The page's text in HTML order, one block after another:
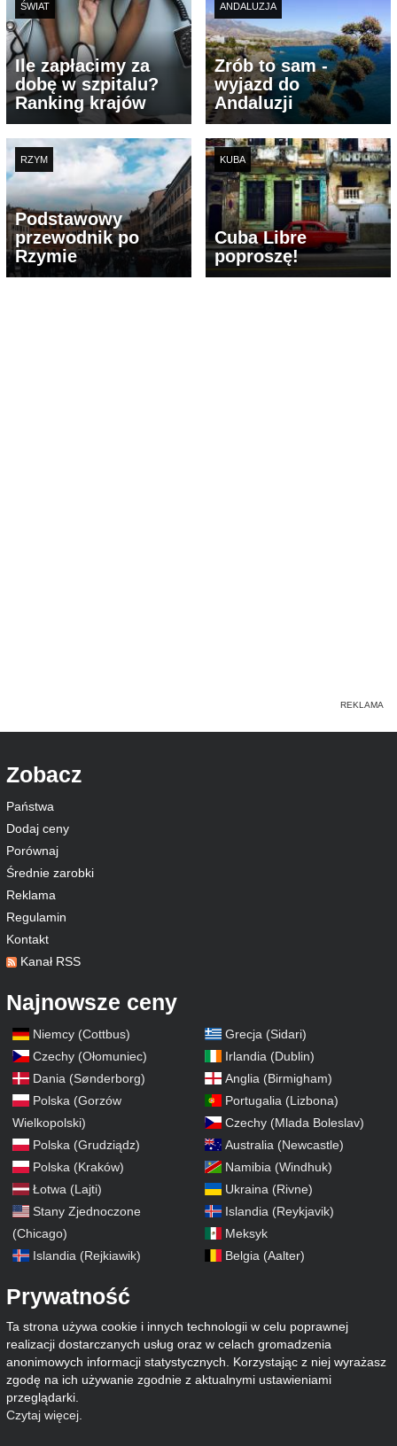
ŚWIAT
Ile zapłacimy za
dobę w szpitalu?
Ranking krajów
ANDALUZJA
Zrób to sam -
wyjazd do
Andaluzji
RZYM
Podstawowy
przewodnik po
Rzymie
KUBA
Cuba Libre
poproszę!
Zobacz
Państwa
Dodaj ceny
Porównaj
Średnie zarobki
Reklama
Regulamin
Kontakt
Kanał RSS
Najnowsze ceny
Niemcy (Cottbus)
Czechy (Ołomuniec)
Dania (Sønderborg)
Polska (Gorzów
Wielkopolski)
Polska (Grudziądz)
Polska (Kraków)
Łotwa (Lajti)
Stany Zjednoczone
(Chicago)
Islandia (Rejkiawik)
Grecja (Sidari)
Irlandia (Dublin)
Anglia (Birmigham)
Portugalia (Lizbona)
Czechy (Mlada Boleslav)
Australia (Newcastle)
Namibia (Windhuk)
Ukraina (Rivne)
Islandia (Reykjavik)
Meksyk
Belgia (Aalter)
Prywatność
Ta strona używa cookie i innych technologii w celu poprawnej
realizacji dostarczanych usług oraz w celach gromadzenia
anonimowych informacji statystycznych. Korzystając z niej wyrażasz
zgodę na ich używanie zgodnie z aktualnymi ustawieniami
przeglądarki.
Czytaj więcej